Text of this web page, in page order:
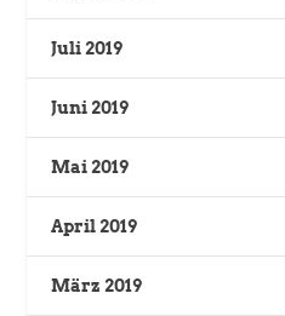
Juli 2019
Juni 2019
Mai 2019
April 2019
März 2019